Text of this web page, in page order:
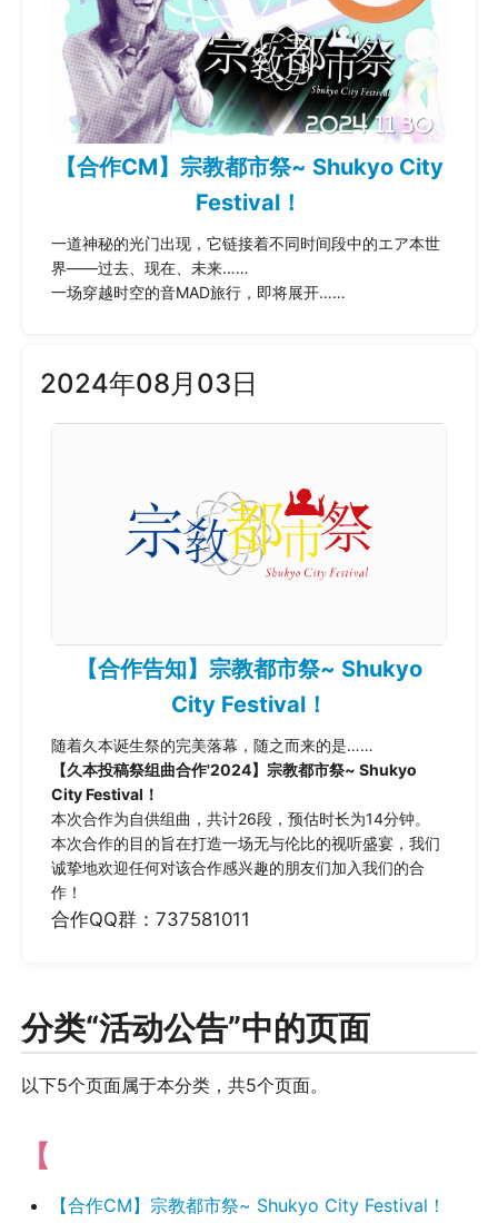
【合作CM】宗教都市祭~ Shukyo City
Festival！
一道神秘的光门出现，它链接着不同时间段中的エア本世
界——过去、现在、未来……
一场穿越时空的音MAD旅行，即将展开……
2024年08月03日
【合作告知】宗教都市祭~ Shukyo
City Festival！
随着久本诞生祭的完美落幕，随之而来的是……
【久本投稿祭组曲合作'2024】宗教都市祭~ Shukyo
City Festival！
本次合作为自供组曲，共计26段，预估时长为14分钟。
本次合作的目的旨在打造一场无与伦比的视听盛宴，我们
诚挚地欢迎任何对该合作感兴趣的朋友们加入我们的合
作！
合作QQ群：737581011
分类“活动公告”中的页面
以下5个页面属于本分类，共5个页面。
【
【合作CM】宗教都市祭~ Shukyo City Festival！